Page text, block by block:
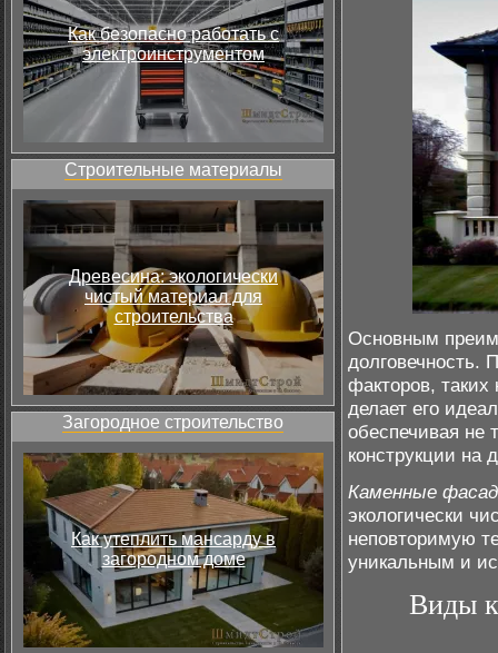
Как безопасно работать с
электроинструментом
Строительные материалы
Древесина: экологически
чистый материал для
строительства
Загородное строительство
Как утеплить мансарду в
загородном доме
Основным
долговечность.
факторов, таких
делает его
обеспечивая не
конструкции на
Каменные
экологически
неповторимую
уникальным и
Виды